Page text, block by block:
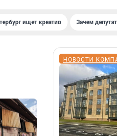
ищет креатив Зачем
НОВОСТИ